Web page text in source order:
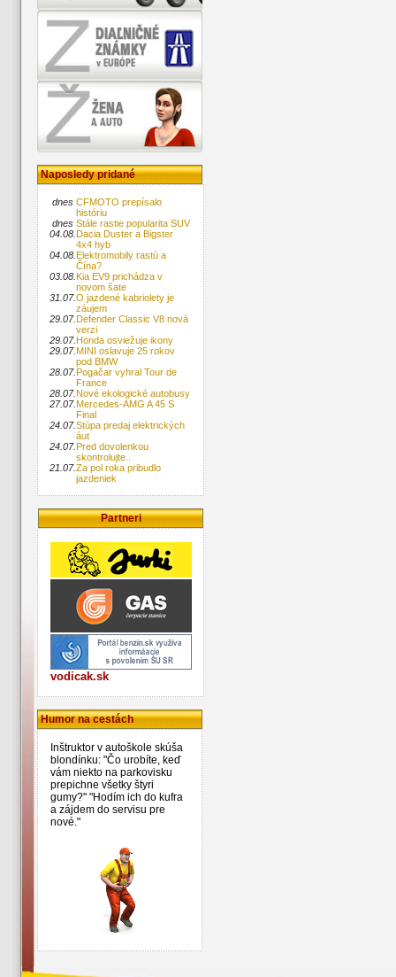
Naposledy pridané
dnes CFMOTO prepísalo
históriu
dnes Stále rastie popularita SUV
04.08.Dacia Duster a Bigster
4x4 hyb
04.08.Elektromobily rastú a
Čína?
03.08.Kia EV9 prichádza v
novom šate
31.07.O jazdené kabriolety je
záujem
29.07.Defender Classic V8 nová
verzi
29.07.Honda osviežuje ikony
29.07.MINI oslavuje 25 rokov
pod BMW
28.07.Pogačar vyhral Tour de
France
28.07.Nové ekologické autobusy
27.07.Mercedes-AMG A 45 S
Final
24.07.Stúpa predaj elektrických
áut
24.07.Pred dovolenkou
skontrolujte..
21.07.Za pol roka pribudlo
jazdeniek
Partneri
vodicak.sk
Humor na cestách
Inštruktor v autoškole skúša
blondínku: "Čo urobíte, keď
vám niekto na parkovisku
prepichne všetky štyri
gumy?" "Hodím ich do kufra
a zájdem do servisu pre
nové."